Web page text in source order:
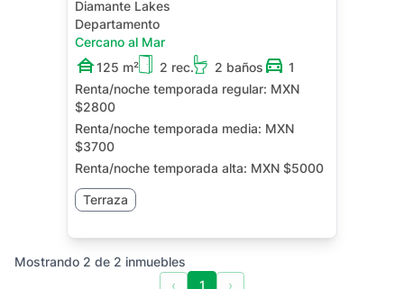
Diamante Lakes
Departamento
Cercano al Mar
125 m²
2 rec. 2 baños
1
Renta/noche temporada regular: MXN
$2800
Renta/noche temporada media: MXN
$3700
Renta/noche temporada alta: MXN $5000
Terraza
Mostrando 2 de 2 inmuebles
‹
1
›